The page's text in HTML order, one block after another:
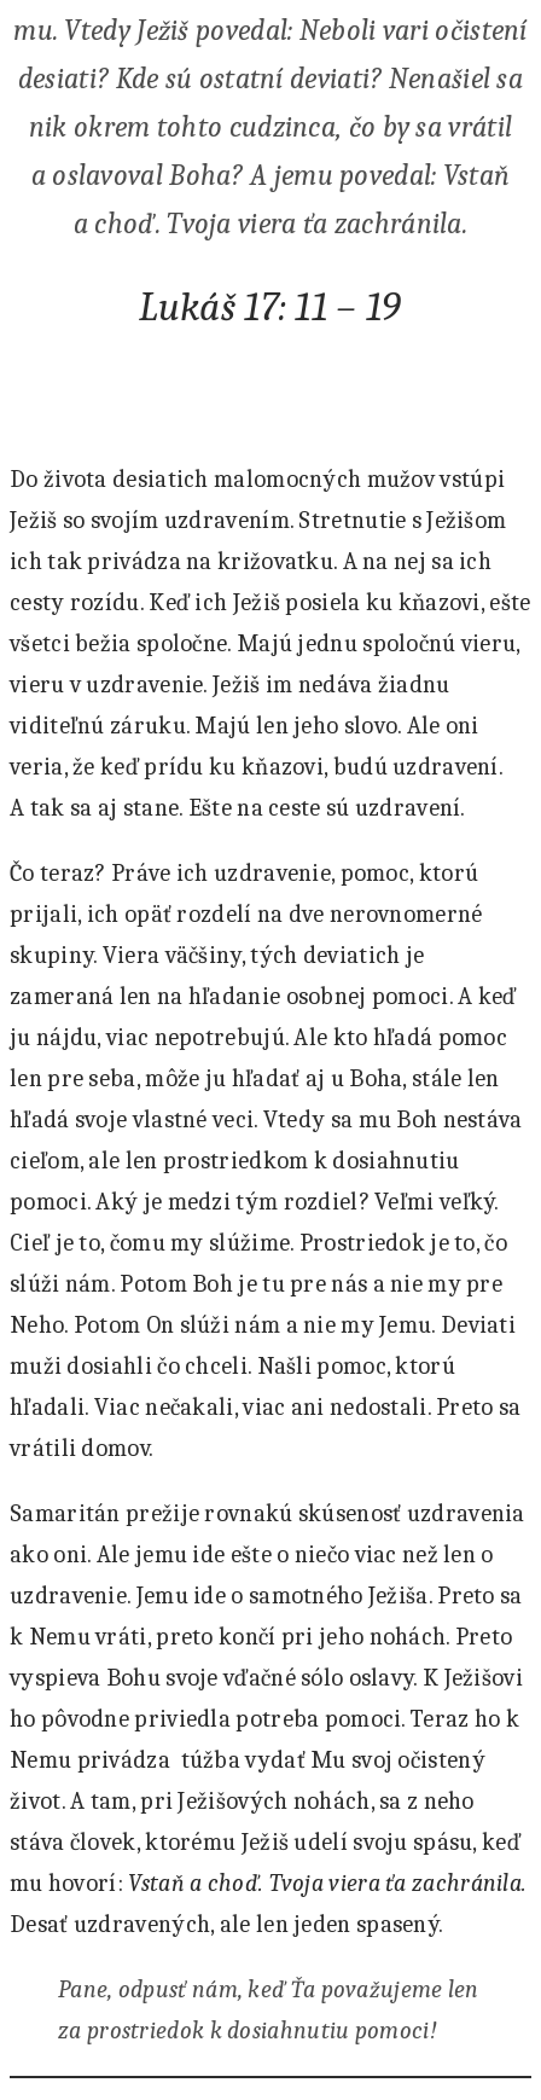
mu. Vtedy Ježiš povedal: Neboli vari očistení
desiati? Kde sú ostatní deviati? Nenašiel sa
nik okrem tohto cudzinca, čo by sa vrátil
a oslavoval Boha? A jemu povedal: Vstaň
a choď. Tvoja viera ťa zachránila.
Lukáš 17: 11 – 19
Do života desiatich malomocných mužov vstúpi
Ježiš so svojím uzdravením. Stretnutie s Ježišom
ich tak privádza na križovatku. A na nej sa ich
cesty rozídu. Keď ich Ježiš posiela ku kňazovi, ešte
všetci bežia spoločne. Majú jednu spoločnú vieru,
vieru v uzdravenie. Ježiš im nedáva žiadnu
viditeľnú záruku. Majú len jeho slovo. Ale oni
veria, že keď prídu ku kňazovi, budú uzdravení.
A tak sa aj stane. Ešte na ceste sú uzdravení.
Čo teraz? Práve ich uzdravenie, pomoc, ktorú
prijali, ich opäť rozdelí na dve nerovnomerné
skupiny. Viera väčšiny, tých deviatich je
zameraná len na hľadanie osobnej pomoci. A keď
ju nájdu, viac nepotrebujú. Ale kto hľadá pomoc
len pre seba, môže ju hľadať aj u Boha, stále len
hľadá svoje vlastné veci. Vtedy sa mu Boh nestáva
cieľom, ale len prostriedkom k dosiahnutiu
pomoci. Aký je medzi tým rozdiel? Veľmi veľký.
Cieľ je to, čomu my slúžime. Prostriedok je to, čo
slúži nám. Potom Boh je tu pre nás a nie my pre
Neho. Potom On slúži nám a nie my Jemu. Deviati
muži dosiahli čo chceli. Našli pomoc, ktorú
hľadali. Viac nečakali, viac ani nedostali. Preto sa
vrátili domov.
Samaritán prežije rovnakú skúsenosť uzdravenia
ako oni. Ale jemu ide ešte o niečo viac než len o
uzdravenie. Jemu ide o samotného Ježiša. Preto sa
k Nemu vráti, preto končí pri jeho nohách. Preto
vyspieva Bohu svoje vďačné sólo oslavy. K Ježišovi
ho pôvodne priviedla potreba pomoci. Teraz ho k
Nemu privádza túžba vydať Mu svoj očistený
život. A tam, pri Ježišových nohách, sa z neho
stáva človek, ktorému Ježiš udelí svoju spásu, keď
mu hovorí: Vstaň a choď. Tvoja viera ťa zachránila.
Desať uzdravených, ale len jeden spasený.
Pane, odpusť nám, keď Ťa považujeme len
za prostriedok k dosiahnutiu pomoci!